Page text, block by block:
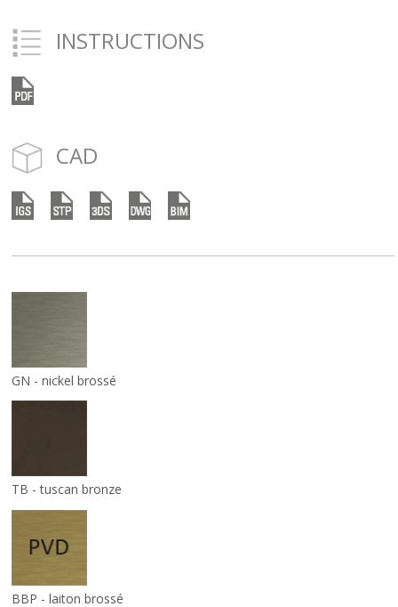
INSTRUCTIONS
CAD
GN - nickel brossé
TB - tuscan bronze
BBP - laiton brossé